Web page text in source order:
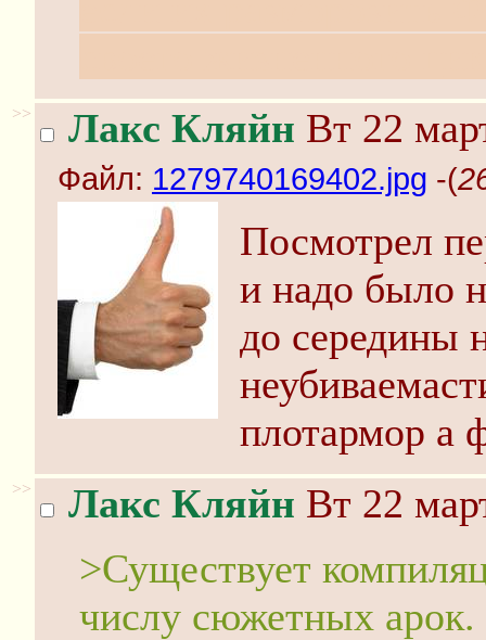
>> Лакс Кляйн Вт 22
Файл: 1279740169402.jpg -(
Посмотрел
и надо было
до середины
плотармор а
>> Лакс Кляйн Вт 22
>Существует
числу сюжетных арок.